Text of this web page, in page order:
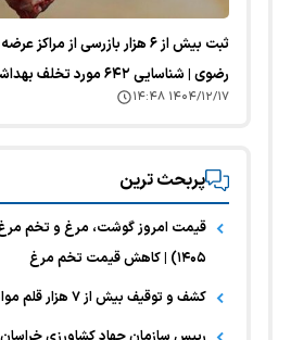
ثبت بیش از ۶ هزار بازرسی از
رضوی | شناسایی ۶۴۲ مورد تخلف بهداشتی
۱۴۰۴/۱۲/۱۷ ۱۴:۴۸
پربحث ترین
۱۴۰۵) | کاهش قیمت تخم مرغ
کشف و توقیف بیش از ۷ هزار قلم مواد غذایی تاریخ‌گذشته در مشهد